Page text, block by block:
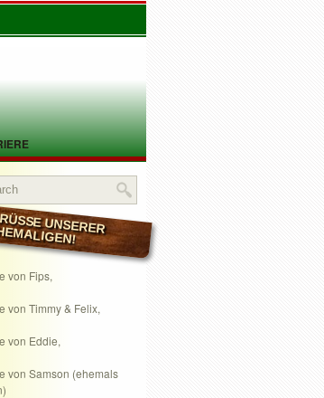
UNSERER EHEMALIGEN!
von Fips,
von Timmy & Felix,
von Eddie,
von Samson (ehemals